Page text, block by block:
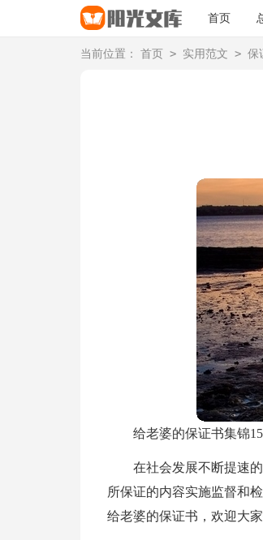
首页
当前位置： 首页 > 实用范文 > 保
给老婆的保证书集锦
在社会发展不断提速
所保证的内容实施监督和
给老婆的保证书，欢迎大